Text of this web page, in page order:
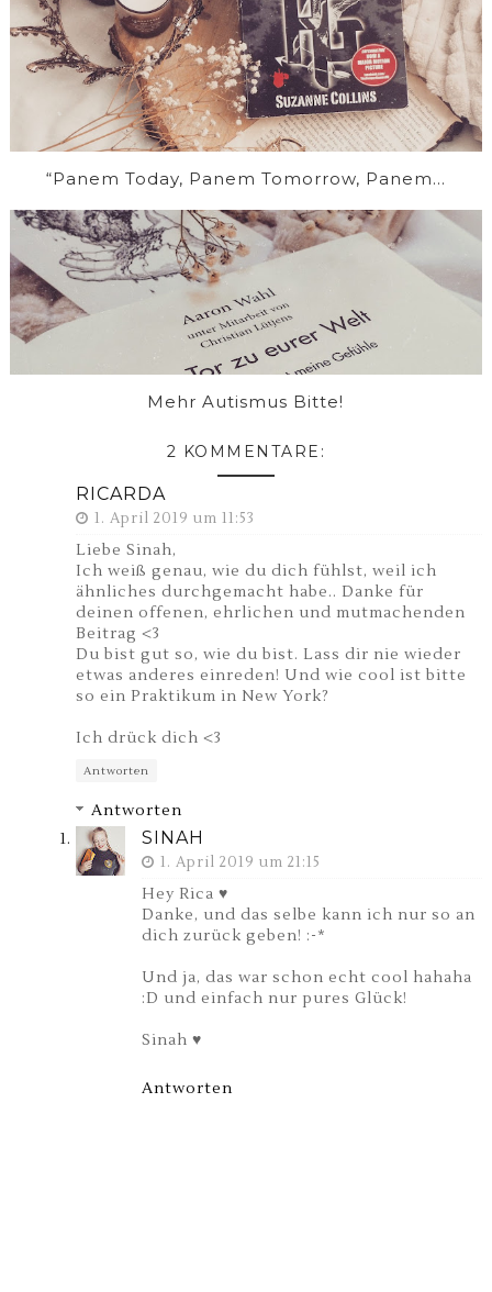
“Panem Today, Panem Tomorrow, Panem...
Mehr Autismus Bitte!
2 KOMMENTARE:
RICARDA
1. April 2019 um 11:53
Liebe Sinah,
Ich weiß genau, wie du dich fühlst, weil ich
ähnliches durchgemacht habe.. Danke für
deinen offenen, ehrlichen und mutmachenden
Beitrag <3
Du bist gut so, wie du bist. Lass dir nie wieder
etwas anderes einreden! Und wie cool ist bitte
so ein Praktikum in New York?
Ich drück dich <3
Antworten
Antworten
SINAH
1. April 2019 um 21:15
Hey Rica ♥
Danke, und das selbe kann ich nur so an
dich zurück geben! :-*
Und ja, das war schon echt cool hahaha
:D und einfach nur pures Glück!
Sinah ♥
Antworten